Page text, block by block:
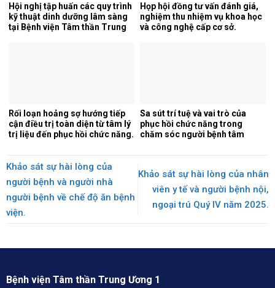
Hội nghị tập huấn các quy trình
kỹ thuật dinh dưỡng lâm sàng
tại Bệnh viện Tâm thần Trung
Họp hội đồng tư vấn đánh giá,
nghiệm thu nhiệm vụ khoa học
và công nghệ cấp cơ sở.
Rối loạn hoảng sợ hướng tiếp
cận điều trị toàn diện từ tâm lý
trị liệu đến phục hồi chức năng.
Sa sút trí tuệ và vai trò của
phục hồi chức năng trong
chăm sóc người bệnh tâm
Khảo sát sự hài lòng của
người bệnh và người nhà
người bệnh về chế độ ăn bệnh
viện.
Khảo sát sự hài lòng của nhân
viên y tế và người bệnh nội,
ngoại trú Quý IV năm 2025.
Bệnh viện Tâm thần Trung Ương 1